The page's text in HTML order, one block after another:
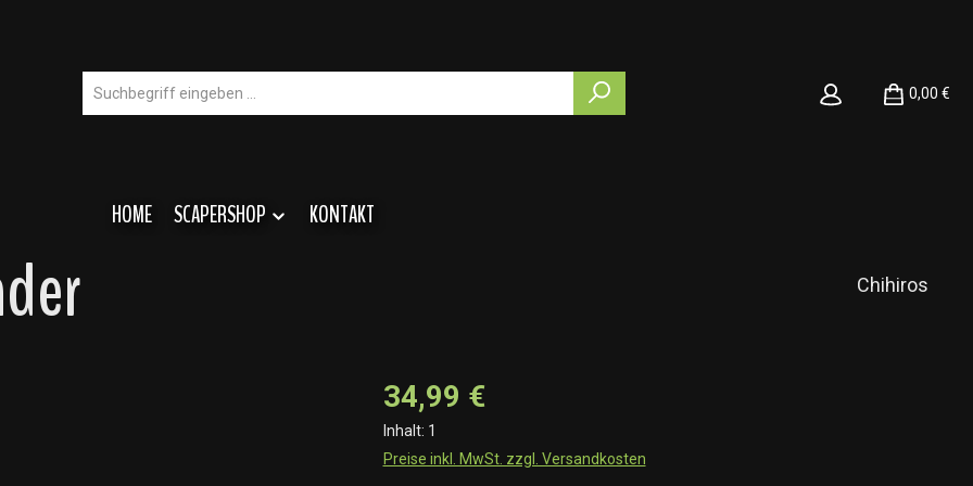
0,00 €
HOME SCAPERSHOP KONTAKT
Chihiros
34,99 €
Inhalt: 1
Preise inkl. MwSt. zzgl. Versandkosten